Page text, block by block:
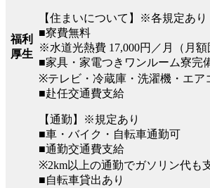
福利
厚生
【住まいについて】※各規定あり
■寮費無料
※水道光熱費 17,000円／月（月額
■家具・家電つきワンルーム寮完
※テレビ・冷蔵庫・洗濯機・エア
■赴任交通費支給
【通勤】※規定あり
■車・バイク・自転車通勤可
■通勤交通費支給
※2km以上の通勤でガソリン代も
■自転車貸出あり